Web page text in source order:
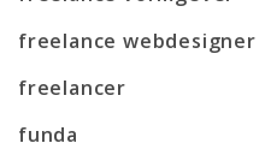
freelance webdesigner
freelancer
funda